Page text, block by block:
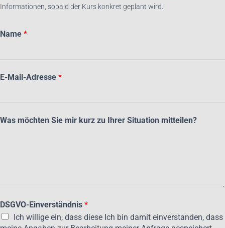
Informationen, sobald der Kurs konkret geplant wird.
Name *
E-Mail-Adresse *
Was möchten Sie mir kurz zu Ihrer Situation mitteilen?
S
i
e
DSGVO-Einverständnis *
Ich willige ein, dass diese Ich bin damit einverstanden, dass